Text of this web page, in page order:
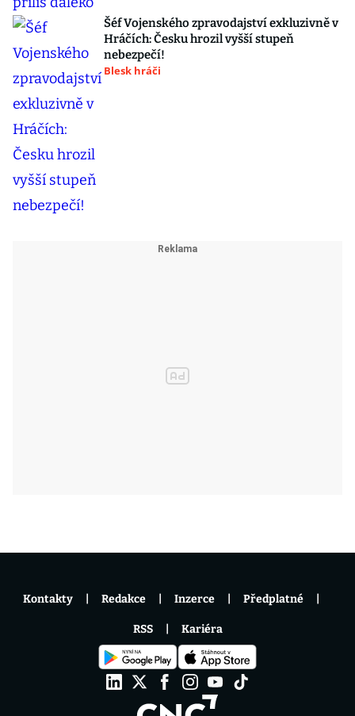
Šéf Vojenského zpravodajství exkluzivně v
Hráčích: Česku hrozil vyšší stupeň
nebezpečí!
Blesk hráči
Kontakty Redakce Inzerce Předplatné
RSS Kariéra